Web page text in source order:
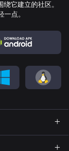
它建立的社区。
点。